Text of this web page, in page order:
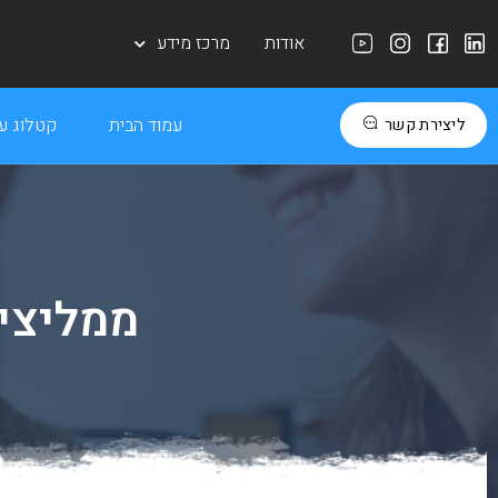
אודות מרכז מידע
ליצירת קשר עמוד הבית קטלוג